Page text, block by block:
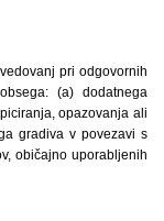
pri odgovornih
(a) dodatnega
opazovanja ali
gradiva v povezavi s
običajno uporabljenih